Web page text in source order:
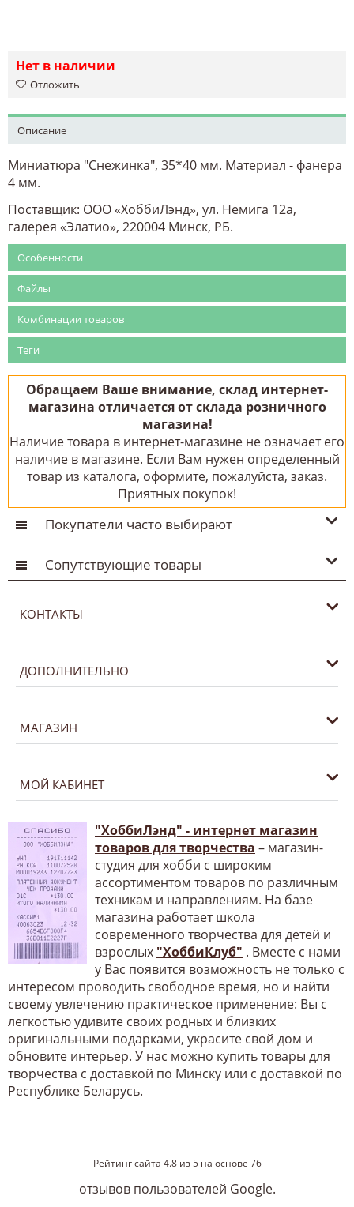
Нет в наличии
Отложить
Описание
Миниатюра "Снежинка", 35*40 мм. Материал - фанера
4 мм.
Поставщик: ООО «ХоббиЛэнд», ул. Немига 12а,
галерея «Элатио», 220004 Минск, РБ.
Особенности
Файлы
Комбинации товаров
Теги
Обращаем Ваше внимание, склад интернет-
магазина отличается от склада розничного
магазина!
Наличие товара в интернет-магазине не означает его
наличие в магазине. Если Вам нужен определенный
товар из каталога, оформите, пожалуйста, заказ.
Приятных покупок!
Покупатели часто выбирают
Сопутствующие товары
КОНТАКТЫ
ДОПОЛНИТЕЛЬНО
МАГАЗИН
МОЙ КАБИНЕТ
"ХоббиЛэнд" - интернет магазин
товаров для творчества – магазин-
студия для хобби с широким
ассортиментом товаров по различным
техникам и направлениям. На базе
магазина работает школа
современного творчества для детей и
взрослых "ХоббиКлуб" . Вместе с нами
у Вас появится возможность не только с
интересом проводить свободное время, но и найти
своему увлечению практическое применение: Вы с
легкостью удивите своих родных и близких
оригинальными подарками, украсите свой дом и
обновите интерьер. У нас можно купить товары для
творчества с доставкой по Минску или с доставкой по
Республике Беларусь.
Рейтинг сайта 4.8из5на основе 76
отзывов пользователей Google.